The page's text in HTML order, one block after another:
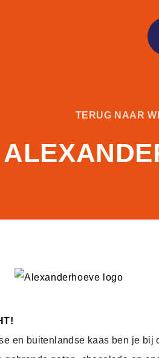
TERUG NAAR
en buitenlandse kaas ben je bij